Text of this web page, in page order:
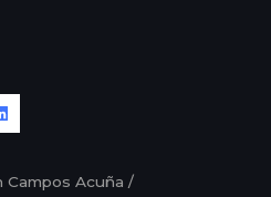
Campos Acuña /